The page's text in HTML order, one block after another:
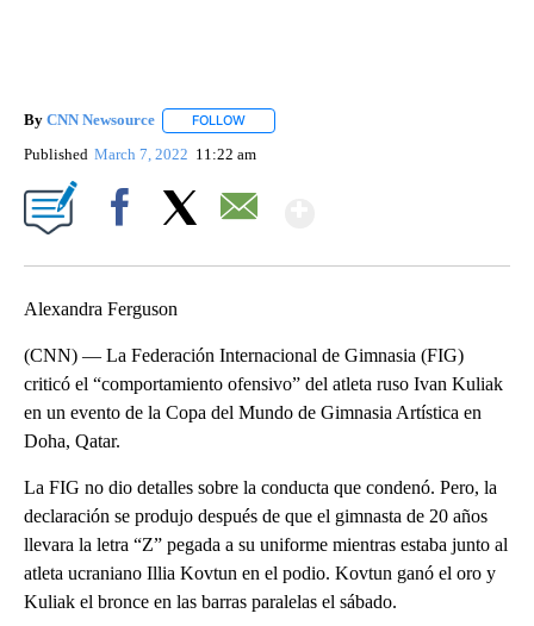
By CNN Newsource FOLLOW
Published March 7, 2022 11:22 am
Alexandra Ferguson
(CNN) — La Federación Internacional de Gimnasia (FIG)
criticó el “comportamiento ofensivo” del atleta ruso Ivan Kuliak
en un evento de la Copa del Mundo de Gimnasia Artística en
Doha, Qatar.
La FIG no dio detalles sobre la conducta que condenó. Pero, la
declaración se produjo después de que el gimnasta de 20 años
llevara la letra “Z” pegada a su uniforme mientras estaba junto al
atleta ucraniano Illia Kovtun en el podio. Kovtun ganó el oro y
Kuliak el bronce en las barras paralelas el sábado.